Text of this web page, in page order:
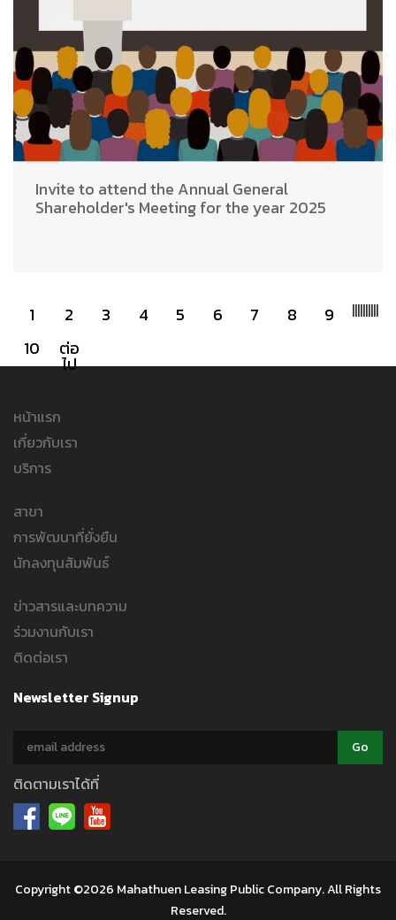
Invite to attend the Annual General
Shareholder's Meeting for the year 2025
1 |
2 |
3 |
4 |
5 |
6 |
7 |
8 |
9 |
10
|
ต่อ
ไป
หน้าแรก
เกี่ยวกับเรา
บริการ
สาขา
การพัฒนาที่ยั่งยืน
นักลงทุนสัมพันธ์
ข่าวสารและบทความ
ร่วมงานกับเรา
ติดต่อเรา
Newsletter Signup
ติดตามเราได้ที่
Copyright ©2026 Mahathuen Leasing Public Company. All Rights
Reserved.